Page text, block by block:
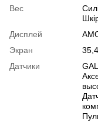
Вес
Дисплей
Экран
Датчики